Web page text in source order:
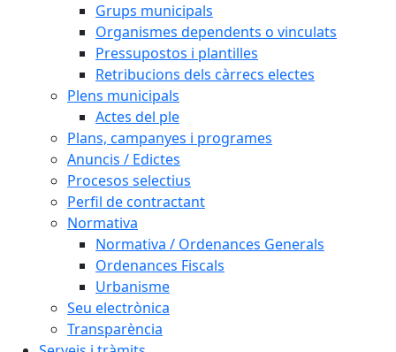
Grups municipals
Organismes dependents o vinculats
Pressupostos i plantilles
Retribucions dels càrrecs electes
Plens municipals
Actes del ple
Plans, campanyes i programes
Anuncis / Edictes
Procesos selectius
Perfil de contractant
Normativa
Normativa / Ordenances Generals
Ordenances Fiscals
Urbanisme
Seu electrònica
Transparència